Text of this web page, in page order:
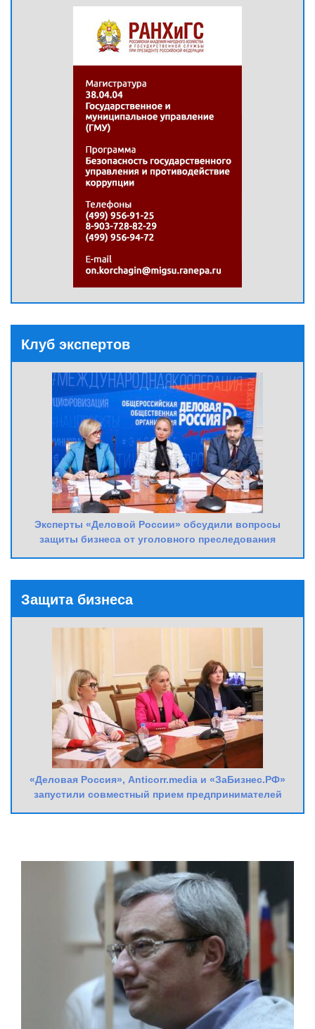
Клуб экспертов
Эксперты «Деловой России» обсудили вопросы
защиты бизнеса от уголовного преследования
Защита бизнеса
«Деловая Россия», Anticorr.media и «ЗаБизнес.РФ»
запустили совместный прием предпринимателей